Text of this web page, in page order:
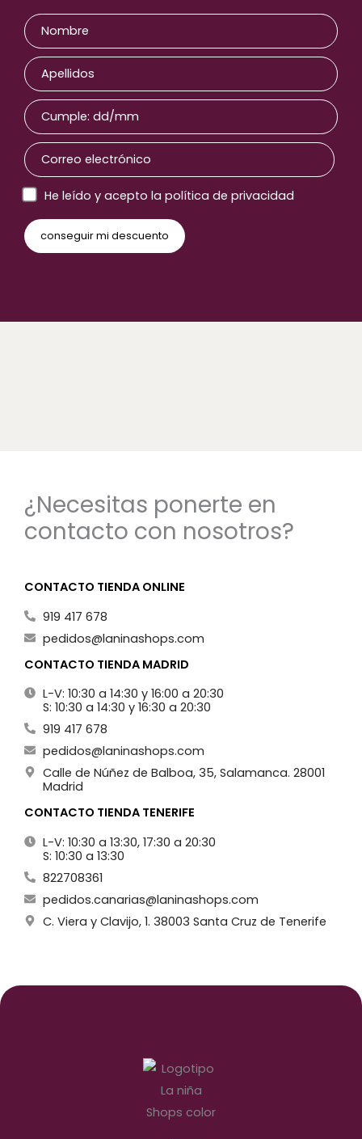
He leído y acepto la política de privacidad
¿Necesitas ponerte en
contacto con nosotros?
CONTACTO TIENDA ONLINE
919 417 678
pedidos@laninashops.com
CONTACTO TIENDA MADRID
L-V: 10:30 a 14:30 y 16:00 a 20:30
S: 10:30 a 14:30 y 16:30 a 20:30
919 417 678
pedidos@laninashops.com
Calle de Núñez de Balboa, 35, Salamanca. 28001
Madrid
CONTACTO TIENDA TENERIFE
L-V: 10:30 a 13:30, 17:30 a 20:30
S: 10:30 a 13:30
822708361
pedidos.canarias@laninashops.com
C. Viera y Clavijo, 1. 38003 Santa Cruz de Tenerife